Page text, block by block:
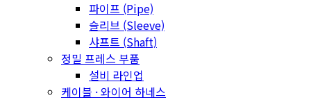
파이프 (Pipe)
슬리브 (Sleeve)
샤프트 (Shaft)
정밀 프레스 부품
설비 라인업
케이블 · 와이어 하네스